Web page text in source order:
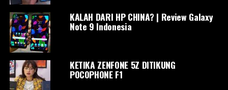
KALAH DARI HP CHINA? | Review Galaxy
Note 9 Indonesia
KETIKA ZENFONE 5Z DITIKUNG
POCOPHONE F1